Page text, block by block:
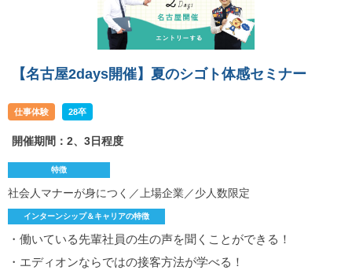
【名古屋2days開催】夏のシゴト体感セミナー
仕事体験 28卒
開催期間：2、3日程度
特徴
社会人マナーが身につく／上場企業／少人数限定
インターンシップ＆キャリアの特徴
・働いている先輩社員の生の声を聞くことができる！
・エディオンならではの接客方法が学べる！